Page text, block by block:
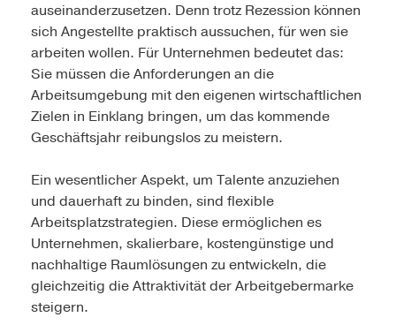
auseinanderzusetzen. Denn trotz Rezession können
sich Angestellte praktisch aussuchen, für wen sie
arbeiten wollen. Für Unternehmen bedeutet das:
Sie müssen die Anforderungen an die
Arbeitsumgebung mit den eigenen wirtschaftlichen
Zielen in Einklang bringen, um das kommende
Geschäftsjahr reibungslos zu meistern.
Ein wesentlicher Aspekt, um Talente anzuziehen
und dauerhaft zu binden, sind flexible
Arbeitsplatzstrategien. Diese ermöglichen es
Unternehmen, skalierbare, kostengünstige und
nachhaltige Raumlösungen zu entwickeln, die
gleichzeitig die Attraktivität der Arbeitgebermarke
steigern.